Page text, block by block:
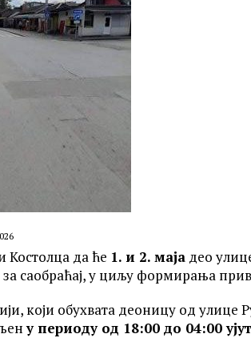
Костолца да ће 1. и 2. маја део
за саобраћај, у циљу формирања
који обухвата деоницу од
у периоду од 18:00 до 04:00